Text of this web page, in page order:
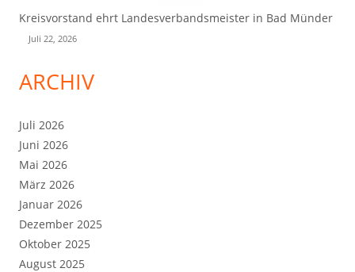
Kreisvorstand ehrt Landesverbandsmeister in Bad Münder
Juli 22, 2026
ARCHIV
Juli 2026
Juni 2026
Mai 2026
März 2026
Januar 2026
Dezember 2025
Oktober 2025
August 2025